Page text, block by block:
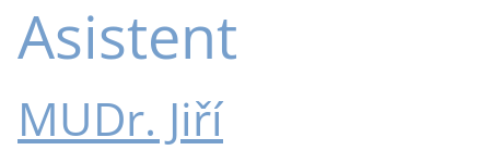
Asistent
MUDr. Jiří